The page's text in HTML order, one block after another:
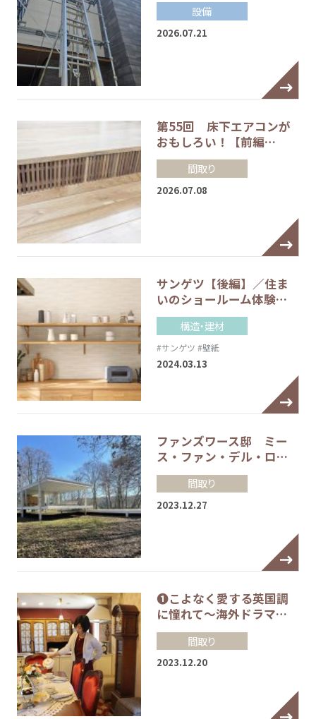
設備
2026.07.21
第55回 床下エアコンが
おもしろい！【前編…
間取り
2026.07.08
サンゲツ【後編】／住ま
いのショールーム体験…
構造・建材
#サンゲツ #壁紙
2024.03.13
ファンズワース邸 ミー
ス・ファン・デル・ロ…
間取り
2023.12.27
❶こよなく愛する英国調
に憧れて～海外ドラマ…
間取り
2023.12.20